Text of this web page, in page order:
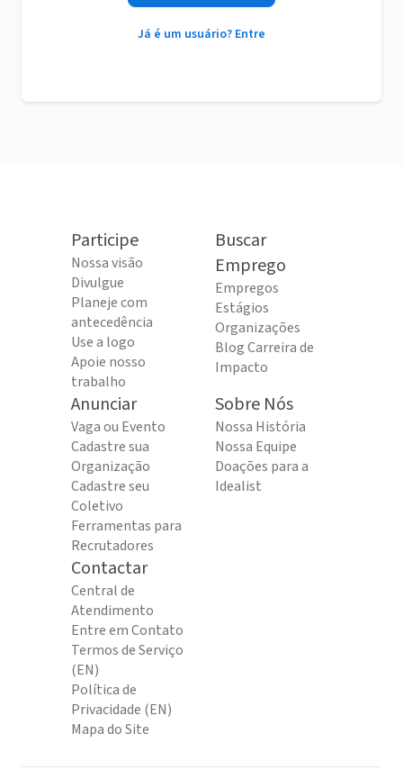
Já é um usuário? Entre
Participe
Nossa visão
Divulgue
Planeje com
antecedência
Use a logo
Apoie nosso
trabalho
Buscar
Emprego
Empregos
Estágios
Organizações
Blog Carreira de
Impacto
Anunciar
Vaga ou Evento
Cadastre sua
Organização
Cadastre seu
Coletivo
Ferramentas para
Recrutadores
Sobre Nós
Nossa História
Nossa Equipe
Doações para a
Idealist
Contactar
Central de
Atendimento
Entre em Contato
Termos de Serviço
(EN)
Política de
Privacidade (EN)
Mapa do Site